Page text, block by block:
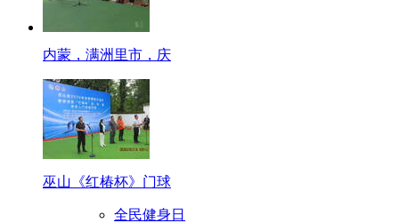
内蒙，满洲里市，庆
巫山《红椿杯》门球
全民健身日